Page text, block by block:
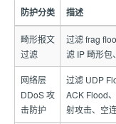
防护分类 描述
畸形报文
过滤
过滤 frag
滤 IP 畸形包
网络层
DDoS 攻
击防护
过滤 UDP
ACK Flood
射攻击、空